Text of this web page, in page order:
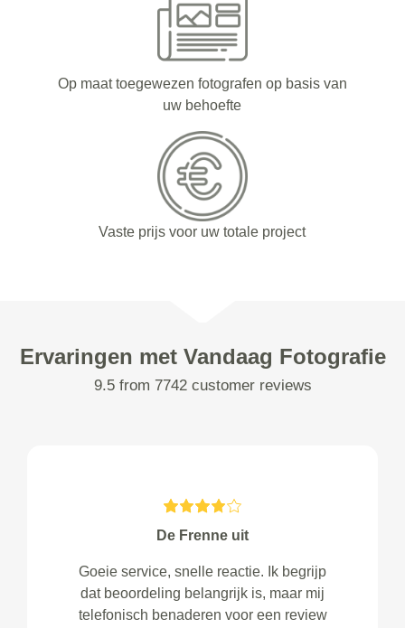
Op maat toegewezen fotografen op basis van
uw behoefte
Vaste prijs voor uw totale project
Ervaringen met Vandaag Fotografie
9.5 from 7742 customer reviews
De Frenne uit
Goeie service, snelle reactie. Ik begrijp
dat beoordeling belangrijk is, maar mij
telefonisch benaderen voor een review